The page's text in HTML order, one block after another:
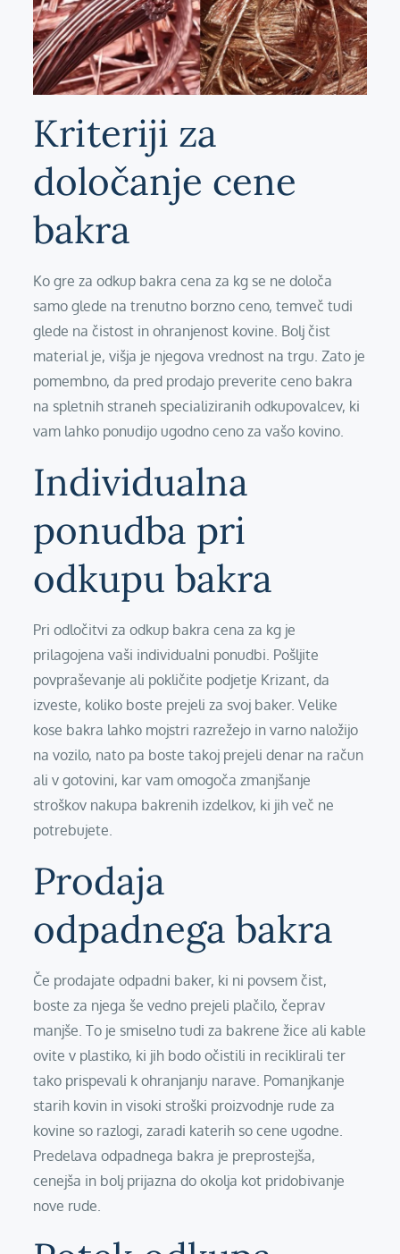
Kriteriji za
določanje cene
bakra
Ko gre za odkup bakra cena za kg se ne določa
samo glede na trenutno borzno ceno, temveč tudi
glede na čistost in ohranjenost kovine. Bolj čist
material je, višja je njegova vrednost na trgu. Zato je
pomembno, da pred prodajo preverite ceno bakra
na spletnih straneh specializiranih odkupovalcev, ki
vam lahko ponudijo ugodno ceno za vašo kovino.
Individualna
ponudba pri
odkupu bakra
Pri odločitvi za odkup bakra cena za kg je
prilagojena vaši individualni ponudbi. Pošljite
povpraševanje ali pokličite podjetje Krizant, da
izveste, koliko boste prejeli za svoj baker. Velike
kose bakra lahko mojstri razrežejo in varno naložijo
na vozilo, nato pa boste takoj prejeli denar na račun
ali v gotovini, kar vam omogoča zmanjšanje
stroškov nakupa bakrenih izdelkov, ki jih več ne
potrebujete.
Prodaja
odpadnega bakra
Če prodajate odpadni baker, ki ni povsem čist,
boste za njega še vedno prejeli plačilo, čeprav
manjše. To je smiselno tudi za bakrene žice ali kable
ovite v plastiko, ki jih bodo očistili in reciklirali ter
tako prispevali k ohranjanju narave. Pomanjkanje
starih kovin in visoki stroški proizvodnje rude za
kovine so razlogi, zaradi katerih so cene ugodne.
Predelava odpadnega bakra je preprostejša,
cenejša in bolj prijazna do okolja kot pridobivanje
nove rude.